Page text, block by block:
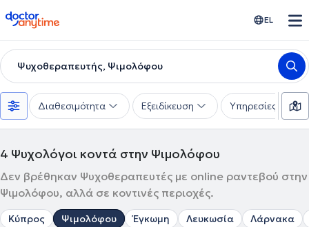
doctoranytime EL
Ψυχοθεραπευτής, Ψιμολόφου
Διαθεσιμότητα Εξειδίκευση Υπηρεσίες
4 Ψυχολόγοι κοντά στην Ψιμολόφου
Δεν βρέθηκαν Ψυχοθεραπευτές με online ραντεβού στην
Ψιμολόφου, αλλά σε κοντινές περιοχές.
Κύπρος Ψιμολόφου Έγκωμη Λευκωσία Λάρνακα